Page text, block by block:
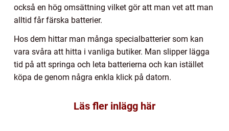
också en hög omsättning vilket gör att man vet att man
alltid får färska batterier.
Hos dem hittar man många specialbatterier som kan
vara svåra att hitta i vanliga butiker. Man slipper lägga
tid på att springa och leta batterierna och kan istället
köpa de genom några enkla klick på datorn.
Läs fler inlägg här